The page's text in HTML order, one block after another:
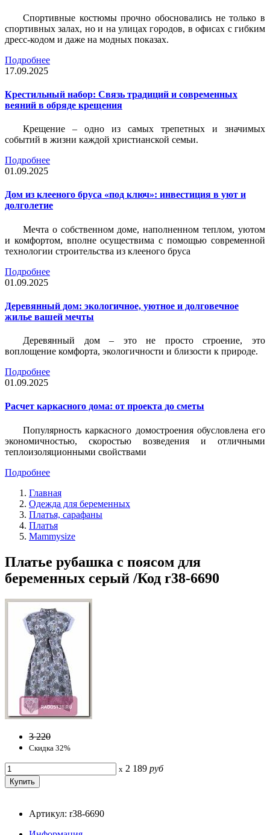
Спортивные костюмы прочно обосновались не только в
спортивных залах, но и на улицах городов, в офисах с гибким
дресс-кодом и даже на модных показах.
Подробнее
17.09.2025
Крестильный набор: Связь традиций и современных
веяний в обряде крещения
Крещение – одно из самых трепетных и значимых
событий в жизни каждой христианской семьи.
Подробнее
01.09.2025
Дом из клееного бруса «под ключ»: инвестиция в уют и
долголетие
Мечта о собственном доме, наполненном теплом, уютом
и комфортом, вполне осуществима с помощью современной
технологии строительства из клееного бруса
Подробнее
01.09.2025
Деревянный дом: экологичное, уютное и долговечное
жилье вашей мечты
Деревянный дом – это не просто строение, это
воплощение комфорта, экологичности и близости к природе.
Подробнее
01.09.2025
Расчет каркасного дома: от проекта до сметы
Популярность каркасного домостроения обусловлена его
экономичностью, скоростью возведения и отличными
теплоизоляционными свойствами
Подробнее
Главная
Одежда для беременных
Платья, сарафаны
Платья
Mammysize
Платье рубашка с поясом для
беременных серый /Код r38-6690
3 220
Скидка 32%
x 2 189 руб
Артикул: r38-6690